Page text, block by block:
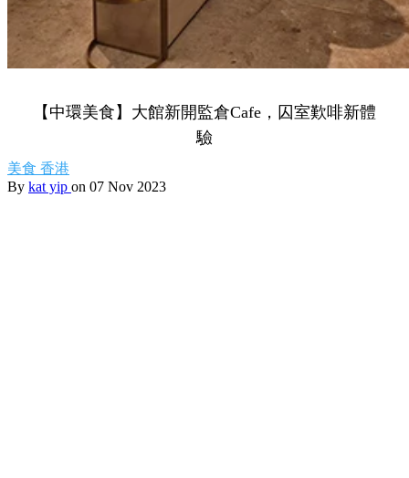
【中環美食】大館新開監倉Cafe，囚室歎啡新體
驗
美食 香港
By kat yip on 07 Nov 2023